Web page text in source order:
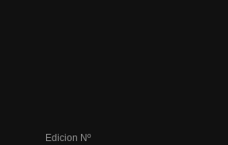
Edicion Nº